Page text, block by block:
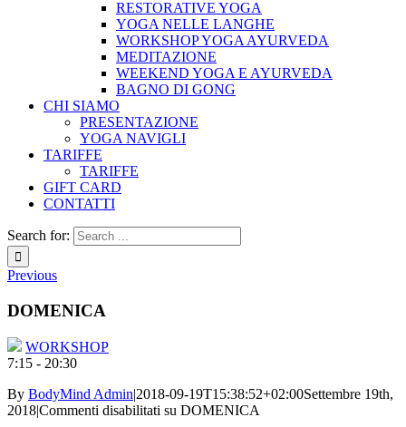
RESTORATIVE YOGA
YOGA NELLE LANGHE
WORKSHOP YOGA AYURVEDA
MEDITAZIONE
WEEKEND YOGA E AYURVEDA
BAGNO DI GONG
CHI SIAMO
PRESENTAZIONE
YOGA NAVIGLI
TARIFFE
TARIFFE
GIFT CARD
CONTATTI
Search for:
Previous
DOMENICA
WORKSHOP
7:15 - 20:30
By BodyMind Admin|2018-09-19T15:38:52+02:00Settembre 19th,
2018|Commenti disabilitati su DOMENICA